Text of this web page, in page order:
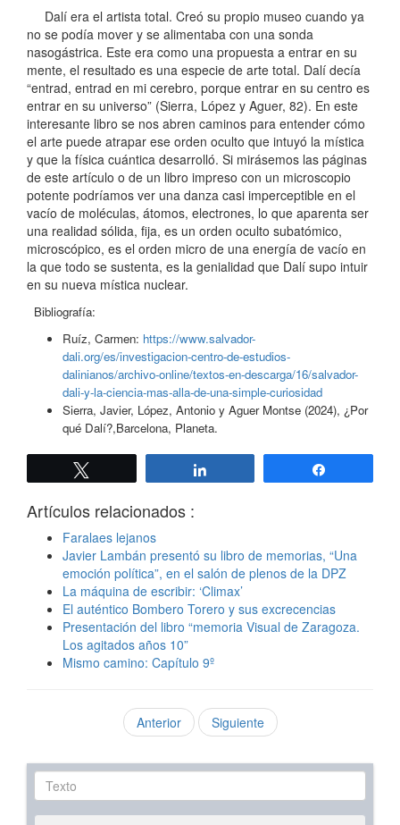
Dalí era el artista total. Creó su propio museo cuando ya
no se podía mover y se alimentaba con una sonda
nasogástrica. Este era como una propuesta a entrar en su
mente, el resultado es una especie de arte total. Dalí decía
“entrad, entrad en mi cerebro, porque entrar en su centro es
entrar en su universo” (Sierra, López y Aguer, 82). En este
interesante libro se nos abren caminos para entender cómo
el arte puede atrapar ese orden oculto que intuyó la mística
y que la física cuántica desarrolló. Si mirásemos las páginas
de este artículo o de un libro impreso con un microscopio
potente podríamos ver una danza casi imperceptible en el
vacío de moléculas, átomos, electrones, lo que aparenta ser
una realidad sólida, fija, es un orden oculto subatómico,
microscópico, es el orden micro de una energía de vacío en
la que todo se sustenta, es la genialidad que Dalí supo intuir
en su nueva mística nuclear.
Bibliografía:
Ruíz, Carmen: https://www.salvador-
dali.org/es/investigacion-centro-de-estudios-
dalinianos/archivo-online/textos-en-descarga/16/salvador-
dali-y-la-ciencia-mas-alla-de-una-simple-curiosidad
Sierra, Javier, López, Antonio y Aguer Montse (2024), ¿Por
qué Dalí?,Barcelona, Planeta.
Artículos relacionados :
Faralaes lejanos
Javier Lambán presentó su libro de memorias, “Una
emoción política”, en el salón de plenos de la DPZ
La máquina de escribir: ‘Climax’
El auténtico Bombero Torero y sus excrecencias
Presentación del libro “memoria Visual de Zaragoza.
Los agitados años 10”
Mismo camino: Capítulo 9º
Anterior Siguiente
Texto